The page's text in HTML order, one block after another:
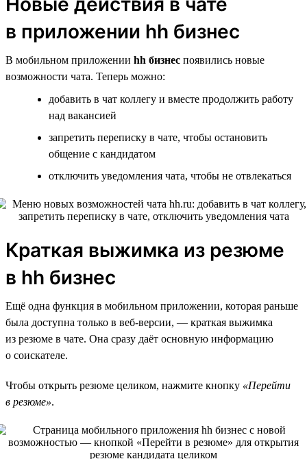
в приложении hh бизнес
В мобильном приложении hh бизнес появились новые
возможности чата. Теперь можно:
добавить в чат коллегу и вместе продолжить работу
над вакансией
запретить переписку в чате, чтобы остановить
общение с кандидатом
отключить уведомления чата, чтобы не отвлекаться
Краткая выжимка из резюме
в hh бизнес
Ещё одна функция в мобильном приложении, которая раньше
была доступна только в веб-версии, — краткая выжимка
из резюме в чате. Она сразу даёт основную информацию
о соискателе.
Чтобы открыть резюме целиком, нажмите кнопку «Перейти
в резюме».